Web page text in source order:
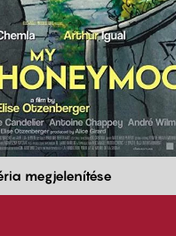
megjelenítése